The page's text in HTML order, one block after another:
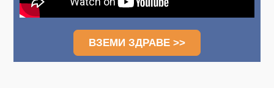
ВЗЕМИ ЗДРАВЕ >>